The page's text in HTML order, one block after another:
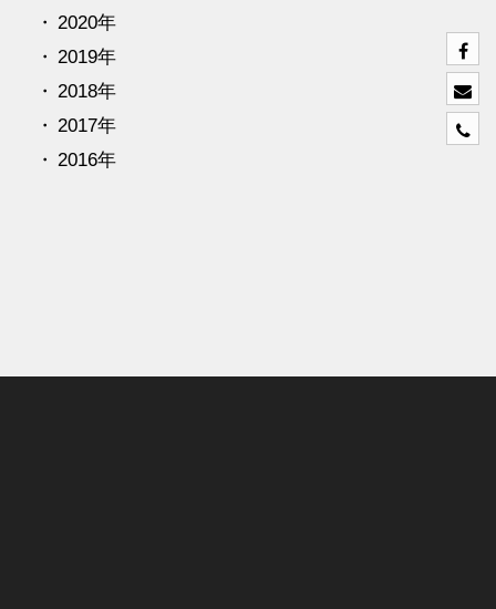
2020年
2019年
2018年
2017年
2016年